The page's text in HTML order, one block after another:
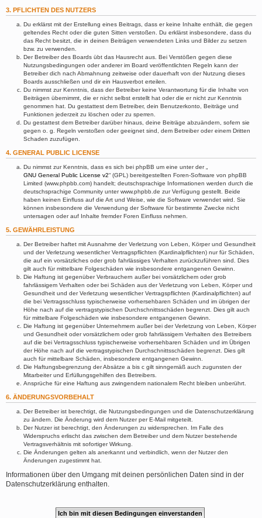
3. PFLICHTEN DES NUTZERS
Du erklärst mit der Erstellung eines Beitrags, dass er keine Inhalte enthält, die gegen
geltendes Recht oder die guten Sitten verstoßen. Du erklärst insbesondere, dass du
das Recht besitzt, die in deinen Beiträgen verwendeten Links und Bilder zu setzen
bzw. zu verwenden.
Der Betreiber des Boards übt das Hausrecht aus. Bei Verstößen gegen diese
Nutzungsbedingungen oder anderer im Board veröffentlichten Regeln kann der
Betreiber dich nach Abmahnung zeitweise oder dauerhaft von der Nutzung dieses
Boards ausschließen und dir ein Hausverbot erteilen.
Du nimmst zur Kenntnis, dass der Betreiber keine Verantwortung für die Inhalte von
Beiträgen übernimmt, die er nicht selbst erstellt hat oder die er nicht zur Kenntnis
genommen hat. Du gestattest dem Betreiber, dein Benutzerkonto, Beiträge und
Funktionen jederzeit zu löschen oder zu sperren.
Du gestattest dem Betreiber darüber hinaus, deine Beiträge abzuändern, sofern sie
gegen o. g. Regeln verstoßen oder geeignet sind, dem Betreiber oder einem Dritten
Schaden zuzufügen.
4. GENERAL PUBLIC LICENSE
Du nimmst zur Kenntnis, dass es sich bei phpBB um eine unter der „
GNU General Public License v2“ (GPL) bereitgestellten Foren-Software von phpBB
Limited (www.phpbb.com) handelt; deutschsprachige Informationen werden durch die
deutschsprachige Community unter www.phpbb.de zur Verfügung gestellt. Beide
haben keinen Einfluss auf die Art und Weise, wie die Software verwendet wird. Sie
können insbesondere die Verwendung der Software für bestimmte Zwecke nicht
untersagen oder auf Inhalte fremder Foren Einfluss nehmen.
5. GEWÄHRLEISTUNG
Der Betreiber haftet mit Ausnahme der Verletzung von Leben, Körper und Gesundheit
und der Verletzung wesentlicher Vertragspflichten (Kardinalpflichten) nur für Schäden,
die auf ein vorsätzliches oder grob fahrlässiges Verhalten zurückzuführen sind. Dies
gilt auch für mittelbare Folgeschäden wie insbesondere entgangenen Gewinn.
Die Haftung ist gegenüber Verbrauchern außer bei vorsätzlichem oder grob
fahrlässigem Verhalten oder bei Schäden aus der Verletzung von Leben, Körper und
Gesundheit und der Verletzung wesentlicher Vertragspflichten (Kardinalpflichten) auf
die bei Vertragsschluss typischerweise vorhersehbaren Schäden und im übrigen der
Höhe nach auf die vertragstypischen Durchschnittsschäden begrenzt. Dies gilt auch
für mittelbare Folgeschäden wie insbesondere entgangenen Gewinn.
Die Haftung ist gegenüber Unternehmern außer bei der Verletzung von Leben, Körper
und Gesundheit oder vorsätzlichem oder grob fahrlässigem Verhalten des Betreibers
auf die bei Vertragsschluss typischerweise vorhersehbaren Schäden und im Übrigen
der Höhe nach auf die vertragstypischen Durchschnittsschäden begrenzt. Dies gilt
auch für mittelbare Schäden, insbesondere entgangenen Gewinn.
Die Haftungsbegrenzung der Absätze a bis c gilt sinngemäß auch zugunsten der
Mitarbeiter und Erfüllungsgehilfen des Betreibers.
Ansprüche für eine Haftung aus zwingendem nationalem Recht bleiben unberührt.
6. ÄNDERUNGSVORBEHALT
Der Betreiber ist berechtigt, die Nutzungsbedingungen und die Datenschutzerklärung
zu ändern. Die Änderung wird dem Nutzer per E-Mail mitgeteilt.
Der Nutzer ist berechtigt, den Änderungen zu widersprechen. Im Falle des
Widerspruchs erlischt das zwischen dem Betreiber und dem Nutzer bestehende
Vertragsverhältnis mit sofortiger Wirkung.
Die Änderungen gelten als anerkannt und verbindlich, wenn der Nutzer den
Änderungen zugestimmt hat.
Informationen über den Umgang mit deinen persönlichen Daten sind in der
Datenschutzerklärung enthalten.